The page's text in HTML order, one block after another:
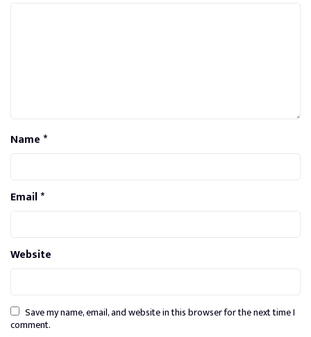
Name*
Email*
Website
Save my name, email, and website in this browser for the next time I
comment.